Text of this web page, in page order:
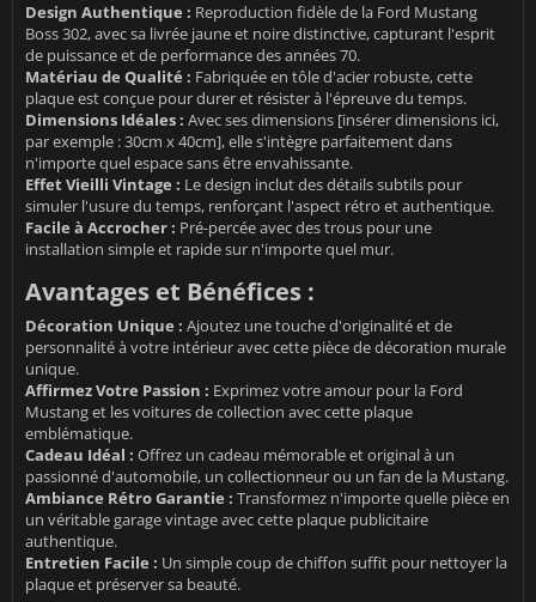
Design Authentique : Reproduction fidèle de la Ford Mustang
Boss 302, avec sa livrée jaune et noire distinctive, capturant l'esprit
de puissance et de performance des années 70.
Matériau de Qualité : Fabriquée en tôle d'acier robuste, cette
plaque est conçue pour durer et résister à l'épreuve du temps.
Dimensions Idéales : Avec ses dimensions [insérer dimensions ici,
par exemple : 30cm x 40cm], elle s'intègre parfaitement dans
n'importe quel espace sans être envahissante.
Effet Vieilli Vintage : Le design inclut des détails subtils pour
simuler l'usure du temps, renforçant l'aspect rétro et authentique.
Facile à Accrocher : Pré-percée avec des trous pour une
installation simple et rapide sur n'importe quel mur.
Avantages et Bénéfices :
Décoration Unique : Ajoutez une touche d'originalité et de
personnalité à votre intérieur avec cette pièce de décoration murale
unique.
Affirmez Votre Passion : Exprimez votre amour pour la Ford
Mustang et les voitures de collection avec cette plaque
emblématique.
Cadeau Idéal : Offrez un cadeau mémorable et original à un
passionné d'automobile, un collectionneur ou un fan de la Mustang.
Ambiance Rétro Garantie : Transformez n'importe quelle pièce en
un véritable garage vintage avec cette plaque publicitaire
authentique.
Entretien Facile : Un simple coup de chiffon suffit pour nettoyer la
plaque et préserver sa beauté.